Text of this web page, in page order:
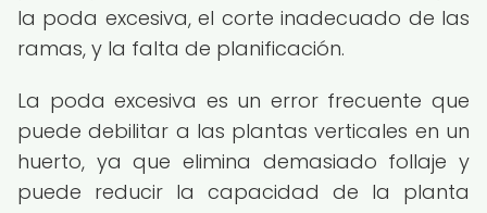
la poda excesiva, el corte inadecuado de las
ramas, y la falta de planificación.
La poda excesiva es un error frecuente que
puede debilitar a las plantas verticales en un
huerto, ya que elimina demasiado follaje y
puede reducir la capacidad de la planta